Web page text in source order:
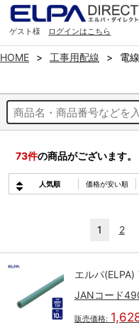
ゲスト様 ログインはこちら
HOME 工事用配線 電線
73件の商品がございます。
人気順 価格が安い順
1 2
エルパ
JANコード
販売価格: